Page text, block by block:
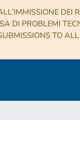
DI PROBLEMI
TO